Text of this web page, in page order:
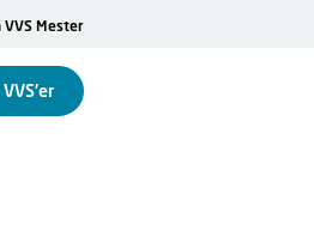
VVS Mester